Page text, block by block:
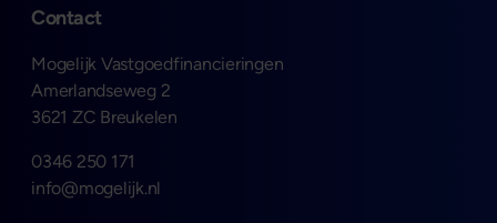
Contact
Mogelijk Vastgoedfinancieringen
Amerlandseweg 2
3621 ZC Breukelen
0346 250 171
info@mogelijk.nl